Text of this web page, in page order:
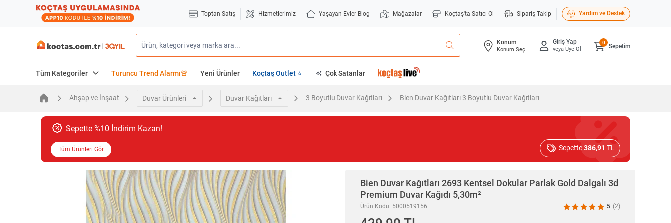
Toptan Satış Hizmetlerimiz Yaşayan Evler Blog Mağazalar Koçtaş'ta Satıcı Ol Sipariş Takip Yardım ve Destek
Konum
Konum Seç
Giriş Yap
veya Üye Ol Sepetim
0
Tüm Kategoriler Turuncu Trend Alarmı🚨 Yeni Ürünler Koçtaş Outlet ⭐ Çok Satanlar
Ahşap ve İnşaat Duvar Ürünleri Duvar Kağıtları 3 Boyutlu Duvar Kağıtları Bien Duvar Kağıtları 3 Boyutlu Duvar Kağıtları
Sepette %10 İndirim Kazan!
Tüm Ürünleri Gör Sepette386,91 TL
Bien Duvar Kağıtları 2693 Kentsel Dokular Parlak Gold Dalgalı 3d
Premium Duvar Kağıdı 5,30m²
Ürün Kodu: 5000519156 5 (2)